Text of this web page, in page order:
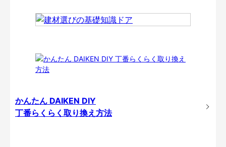
かんたん DAIKEN DIY
丁番らくらく取り換え方法